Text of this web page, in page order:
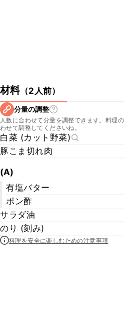
材料（2人前）
分量の調整
人数に合わせて分量を調整できます。料理
わせて調整してくださいね。
白菜 (カット野菜)
豚こま切れ肉
(A)
有塩バター
ポン酢
サラダ油
のり (刻み)
料理を安全に楽しむための注意事項